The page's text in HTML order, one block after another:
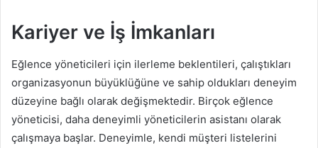
Kariyer ve İş İmkanları
Eğlence yöneticileri için ilerleme beklentileri, çalıştıkları
organizasyonun büyüklüğüne ve sahip oldukları deneyim
düzeyine bağlı olarak değişmektedir. Birçok eğlence
yöneticisi, daha deneyimli yöneticilerin asistanı olarak
çalışmaya başlar. Deneyimle, kendi müşteri listelerini